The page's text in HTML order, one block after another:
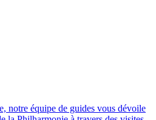
notre équipe de guides vous dévoile